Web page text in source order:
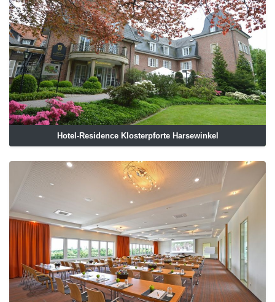
Hotel-Residence Klosterpforte Harsewinkel